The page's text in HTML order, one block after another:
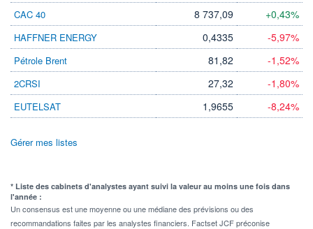
CAC 40 8 737,09 +0,43%
HAFFNER ENERGY 0,4335 -5,97%
Pétrole Brent 81,82 -1,52%
2CRSI 27,32 -1,80%
EUTELSAT 1,9655 -8,24%
Gérer mes listes
* Liste des cabinets d'analystes ayant suivi la valeur au moins une fois dans
l'année :
Un consensus est une moyenne ou une médiane des prévisions ou des
recommandations faites par les analystes financiers. Factset JCF préconise